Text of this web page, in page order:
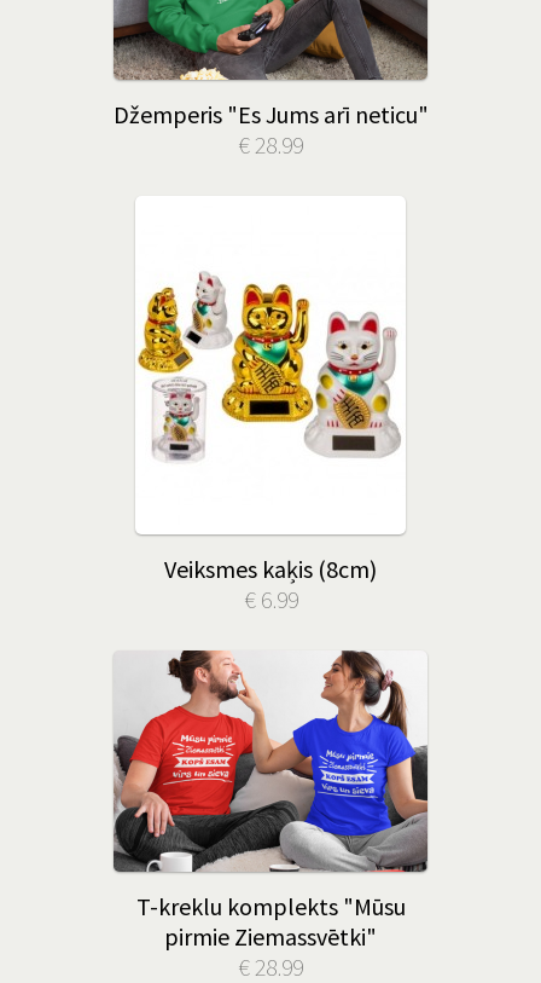
Džemperis "Es Jums arī neticu"
€ 28.99
Veiksmes kaķis (8cm)
€ 6.99
T-kreklu komplekts "Mūsu
pirmie Ziemassvētki"
€ 28.99